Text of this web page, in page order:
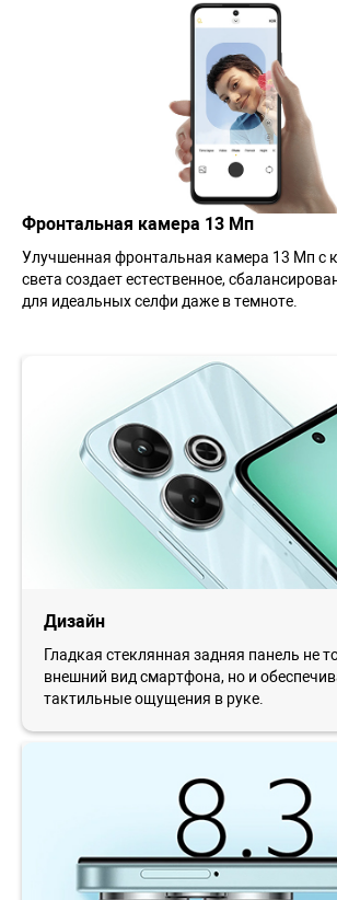
Фронтальная камера 13 Мп
Улучшенная фронтальная камера 13 Мп с
света создает естественное,
для идеальных селфи даже в темноте.
Дизайн
Гладкая стеклянная задняя панель не
внешний вид смартфона, но и
тактильные ощущения в руке.